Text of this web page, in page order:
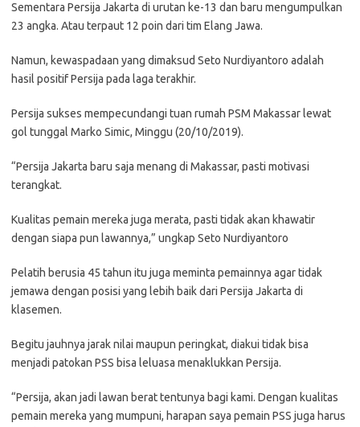
Sementara Persija Jakarta di urutan ke-13 dan baru mengumpulkan
23 angka. Atau terpaut 12 poin dari tim Elang Jawa.
Namun, kewaspadaan yang dimaksud Seto Nurdiyantoro adalah
hasil positif Persija pada laga terakhir.
Persija sukses mempecundangi tuan rumah PSM Makassar lewat
gol tunggal Marko Simic, Minggu (20/10/2019).
“Persija Jakarta baru saja menang di Makassar, pasti motivasi
terangkat.
Kualitas pemain mereka juga merata, pasti tidak akan khawatir
dengan siapa pun lawannya,” ungkap Seto Nurdiyantoro
Pelatih berusia 45 tahun itu juga meminta pemainnya agar tidak
jemawa dengan posisi yang lebih baik dari Persija Jakarta di
klasemen.
Begitu jauhnya jarak nilai maupun peringkat, diakui tidak bisa
menjadi patokan PSS bisa leluasa menaklukkan Persija.
“Persija, akan jadi lawan berat tentunya bagi kami. Dengan kualitas
pemain mereka yang mumpuni, harapan saya pemain PSS juga harus